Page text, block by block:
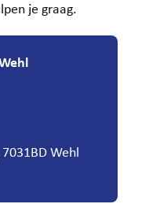
je graag.
Wehl